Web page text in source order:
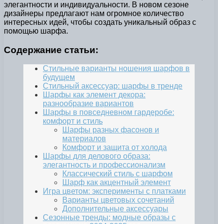
элегантности и индивидуальности. В новом сезоне
дизайнеры предлагают нам огромное количество
интересных идей, чтобы создать уникальный образ с
помощью шарфа.
Содержание статьи:
Стильные варианты ношения шарфов в
будущем
Стильный аксессуар: шарфы в тренде
Шарфы как элемент декора:
разнообразие вариантов
Шарфы в повседневном гардеробе:
комфорт и стиль
Шарфы разных фасонов и
материалов
Комфорт и защита от холода
Шарфы для делового образа:
элегантность и профессионализм
Классический стиль с шарфом
Шарф как акцентный элемент
Игра цветом: эксперименты с платками
Варианты цветовых сочетаний
Дополнительные аксессуары
Сезонные тренды: модные образы с